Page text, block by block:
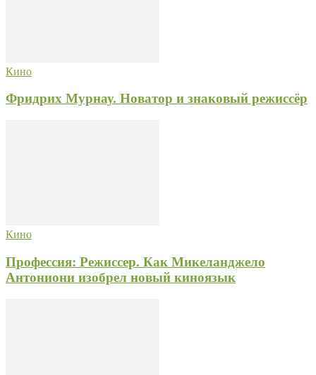
Кино
Фридрих Мурнау. Новатор и знаковый режиссёр
Кино
Профессия: Режиссер. Как Микеланджело
Антониони изобрел новый киноязык